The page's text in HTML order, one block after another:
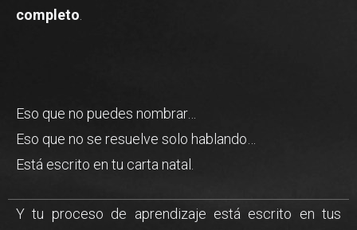
completo
Eso que no puedes nombrar…
Eso que no se resuelve solo hablando…
Está escrito en tu carta natal.
Y tu proceso de aprendizaje está escrito en tus